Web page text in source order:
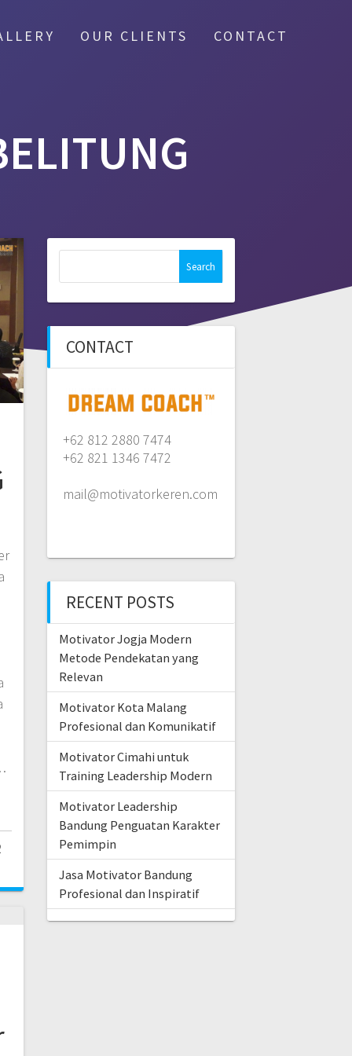
OUR CLIENTS CONTACT
CONTACT
+62 812 2880 7474
+62 821 1346 7472
mail@motivatorkeren.com
RECENT POSTS
Motivator Jogja Modern
Metode Pendekatan yang
Relevan
Motivator Kota Malang
Profesional dan Komunikatif
Motivator Cimahi untuk
Training Leadership Modern
Motivator Leadership
Bandung Penguatan Karakter
Pemimpin
Jasa Motivator Bandung
Profesional dan Inspiratif